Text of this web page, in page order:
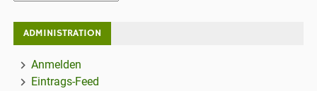
ADMINISTRATION
Anmelden
Eintrags-Feed